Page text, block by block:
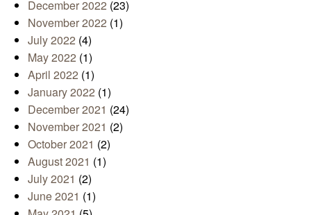
December 2022 (23)
November 2022 (1)
July 2022 (4)
May 2022 (1)
April 2022 (1)
January 2022 (1)
December 2021 (24)
November 2021 (2)
October 2021 (2)
August 2021 (1)
July 2021 (2)
June 2021 (1)